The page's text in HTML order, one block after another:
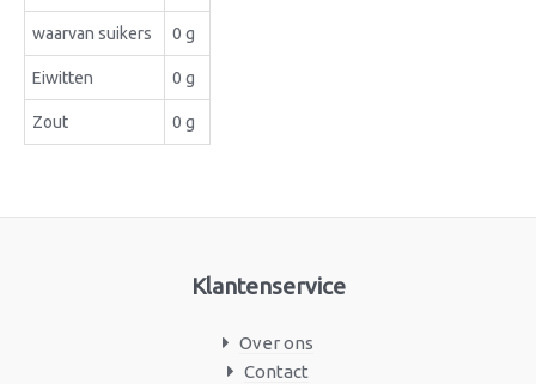
waarvan suikers 0 g
Eiwitten 0 g
Zout 0 g
Klantenservice
Over ons
Contact